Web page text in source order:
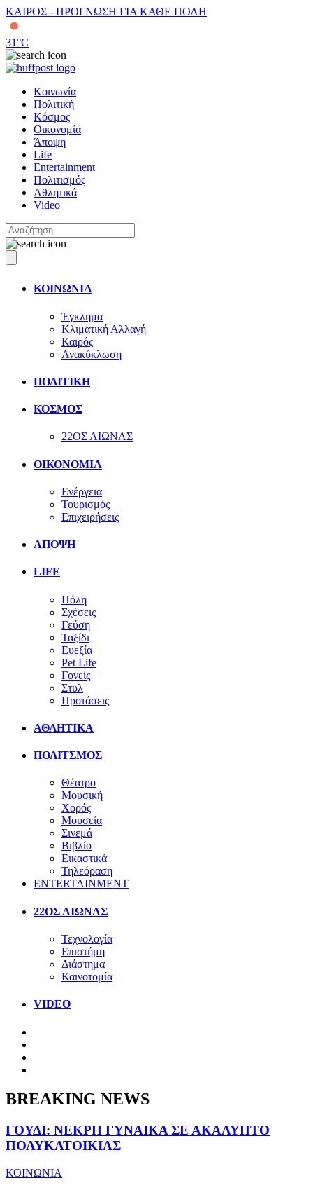
ΚΑΙΡΟΣ - ΠΡΟΓΝΩΣΗ ΓΙΑ ΚΑΘΕ ΠΟΛΗ
31°C
Κοινωνία
Πολιτική
Κόσμος
Οικονομία
Άποψη
Life
Entertainment
Πολιτισμός
Αθλητικά
Video
ΚΟΙΝΩΝΙΑ
Έγκλημα
Κλιματική Αλλαγή
Καιρός
Ανακύκλωση
ΠΟΛΙΤΙΚΗ
ΚΟΣΜΟΣ
22ΟΣ ΑΙΩΝΑΣ
ΟΙΚΟΝΟΜΙΑ
Ενέργεια
Τουρισμός
Επιχειρήσεις
ΑΠΟΨΗ
LIFE
Πόλη
Σχέσεις
Γεύση
Ταξίδι
Ευεξία
Pet Life
Γονείς
Στυλ
Προτάσεις
ΑΘΛΗΤΙΚΑ
ΠΟΛΙΤΣΜΟΣ
Θέατρο
Μουσική
Χορός
Μουσεία
Σινεμά
Βιβλίο
Εικαστικά
Τηλεόραση
ENTERTAINMENT
22ΟΣ ΑΙΩΝΑΣ
Τεχνολογία
Επιστήμη
Διάστημα
Καινοτομία
VIDEO
BREAKING NEWS
ΓΟΥΔΙ: ΝΕΚΡΗ ΓΥΝΑΙΚΑ ΣΕ ΑΚΑΛΥΠΤΟ
ΠΟΛΥΚΑΤΟΙΚΙΑΣ
ΚΟΙΝΩΝΙΑ